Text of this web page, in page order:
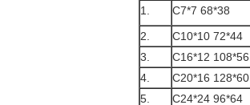
1.
C7*7 68*38
2.
C10*10 72*44
3.
C16*12 108*56
4.
C20*16 128*60
5.
C24*24 96*64